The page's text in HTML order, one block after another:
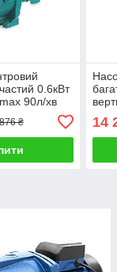
0.6кВт
90л/хв
(775433)
₴
3.0
14